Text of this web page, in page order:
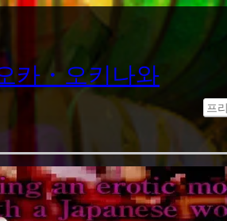
카・오키나와